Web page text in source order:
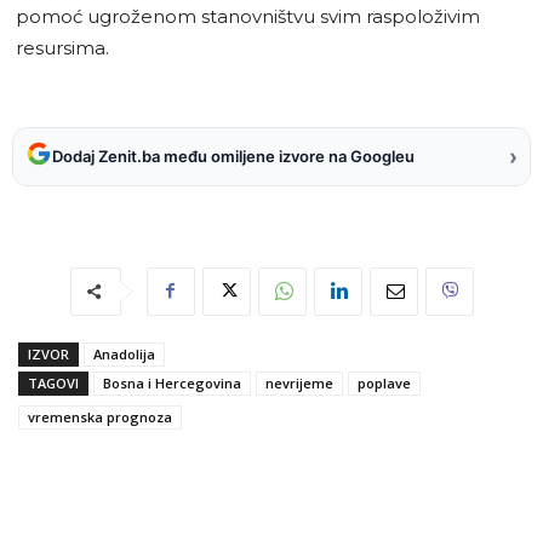
pomoć ugroženom stanovništvu svim raspoloživim
resursima.
Dodaj Zenit.ba među omiljene izvore na Googleu ›
IZVOR
Anadolija
TAGOVI
Bosna i Hercegovina nevrijeme
poplave
vremenska prognoza